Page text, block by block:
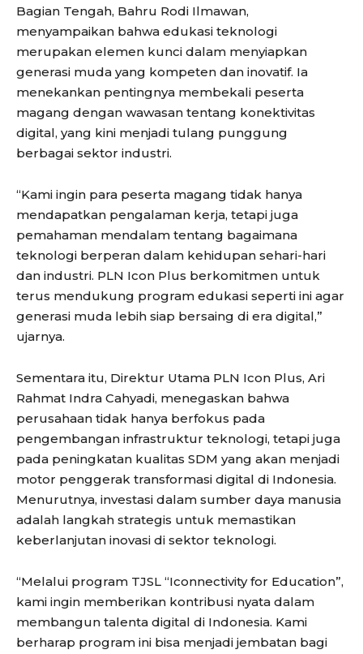
Bagian Tengah, Bahru Rodi Ilmawan,
menyampaikan bahwa edukasi teknologi
merupakan elemen kunci dalam menyiapkan
generasi muda yang kompeten dan inovatif. Ia
menekankan pentingnya membekali peserta
magang dengan wawasan tentang konektivitas
digital, yang kini menjadi tulang punggung
berbagai sektor industri.
“Kami ingin para peserta magang tidak hanya
mendapatkan pengalaman kerja, tetapi juga
pemahaman mendalam tentang bagaimana
teknologi berperan dalam kehidupan sehari-hari
dan industri. PLN Icon Plus berkomitmen untuk
terus mendukung program edukasi seperti ini agar
generasi muda lebih siap bersaing di era digital,”
ujarnya.
Sementara itu, Direktur Utama PLN Icon Plus, Ari
Rahmat Indra Cahyadi, menegaskan bahwa
perusahaan tidak hanya berfokus pada
pengembangan infrastruktur teknologi, tetapi juga
pada peningkatan kualitas SDM yang akan menjadi
motor penggerak transformasi digital di Indonesia.
Menurutnya, investasi dalam sumber daya manusia
adalah langkah strategis untuk memastikan
keberlanjutan inovasi di sektor teknologi.
“Melalui program TJSL “Iconnectivity for Education”,
kami ingin memberikan kontribusi nyata dalam
membangun talenta digital di Indonesia. Kami
berharap program ini bisa menjadi jembatan bagi